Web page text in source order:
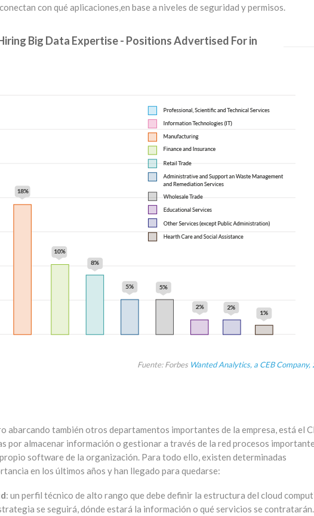
con qué aplicaciones,en base a niveles de seguridad y permisos.
Big Data Expertise - Positions Advertised For in
Fuente: Forbes Wanted Analytics, a CEB Company,
abarcando también otros departamentos importantes de la empresa, está el
por almacenar información o gestionar a través de la red procesos
software de la organización. Para todo ello, existen determinadas
en los últimos años y han llegado para quedarse:
: un perfil técnico de alto rango que debe definir la estructura del cloud
se seguirá, dónde estará la información o qué servicios se contratarán.